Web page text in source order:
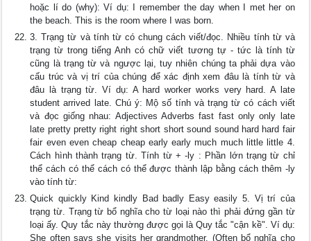
hoặc lí do (why): Ví dụ: I remember the day when I met her on
the beach. This is the room where I was born.
3. Trạng từ và tính từ có chung cách viết/đọc. Nhiều tính từ và
trạng từ trong tiếng Anh có chữ viết tương tự - tức là tính từ
cũng là trạng từ và ngược lại, tuy nhiên chúng ta phải dựa vào
cấu trúc và vị trí của chúng để xác định xem đâu là tính từ và
đâu là trạng từ. Ví dụ: A hard worker works very hard. A late
student arrived late. Chú ý: Mộ số tính và trạng từ có cách viết
và đọc giống nhau: Adjectives Adverbs fast fast only only late
late pretty pretty right right short short sound sound hard hard fair
fair even even cheap cheap early early much much little little 4.
Cách hình thành trạng từ. Tính từ + -ly : Phần lớn trạng từ chỉ
thể cách có thể cách có thể được thành lập bằng cách thêm -ly
vào tính từ:
Quick quickly Kind kindly Bad badly Easy easily 5. Vị trí của
trạng từ. Trạng từ bổ nghĩa cho từ loại nào thì phải đứng gần từ
loại ấy. Quy tắc này thường được gọi là Quy tắc "cận kề". Ví dụ:
She often says she visits her grandmother. (Often bổ nghĩa cho